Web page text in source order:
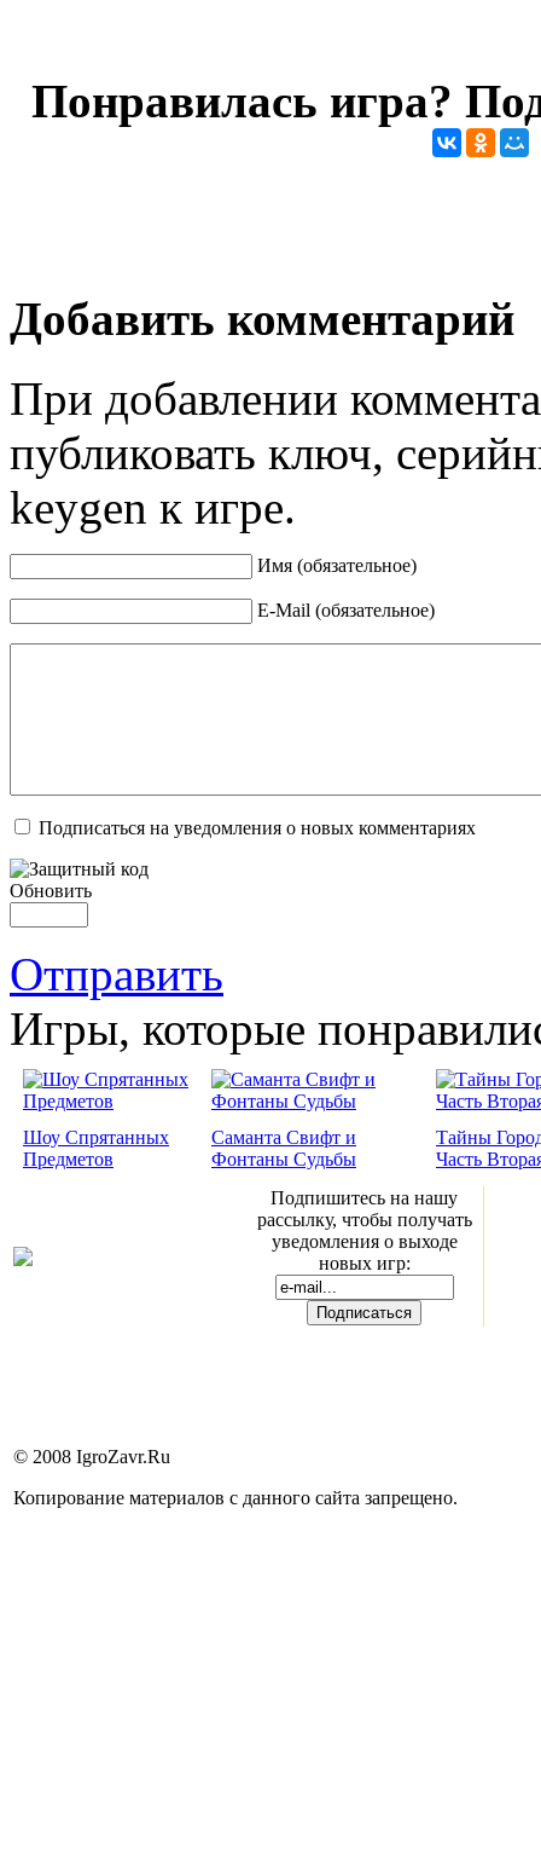
Понравилась игра?
Добавить комментарий
При добавлении
публиковать ключ,
keygen к игре.
Имя (обязательное)
E-Mail (обязательное)
Подписаться на уведомления о новых комментариях
Обновить
Отправить
Игры, которые
Шоу Спрятанных
Предметов
Саманта Свифт и
Фонтаны Судьбы
Тайны
Часть
Подпишитесь на нашу
рассылку, чтобы получать
уведомления о выходе
новых игр:
© 2008 IgroZavr.Ru
Копирование материалов с данного сайта запрещено.